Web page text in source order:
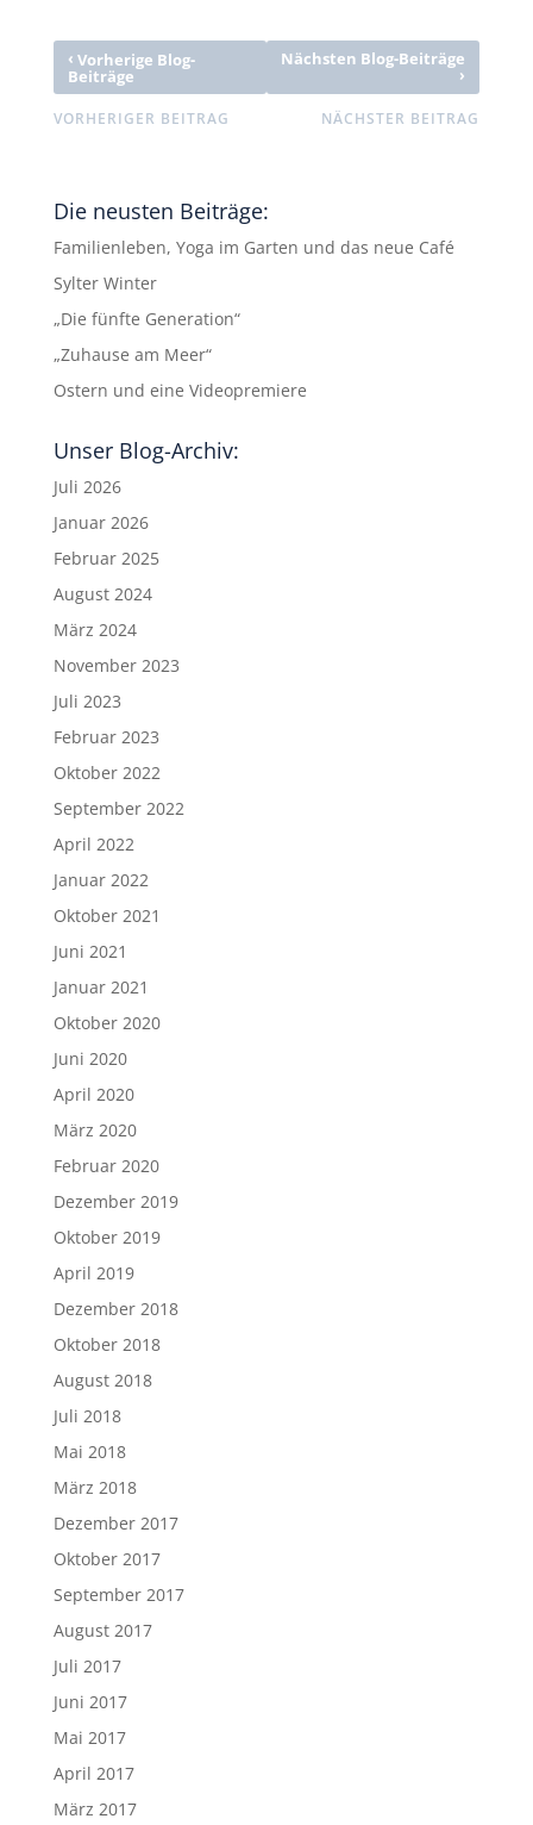
‹ Vorherige Blog-
Beiträge
VORHERIGER BEITRAG
Nächsten Blog-Beiträge
›
NÄCHSTER BEITRAG
Die neusten Beiträge:
Familienleben, Yoga im Garten und das neue Café
Sylter Winter
„Die fünfte Generation“
„Zuhause am Meer“
Ostern und eine Videopremiere
Unser Blog-Archiv:
Juli 2026
Januar 2026
Februar 2025
August 2024
März 2024
November 2023
Juli 2023
Februar 2023
Oktober 2022
September 2022
April 2022
Januar 2022
Oktober 2021
Juni 2021
Januar 2021
Oktober 2020
Juni 2020
April 2020
März 2020
Februar 2020
Dezember 2019
Oktober 2019
April 2019
Dezember 2018
Oktober 2018
August 2018
Juli 2018
Mai 2018
März 2018
Dezember 2017
Oktober 2017
September 2017
August 2017
Juli 2017
Juni 2017
Mai 2017
April 2017
März 2017